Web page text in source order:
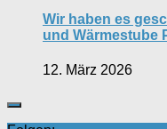
Wir haben es
und Wärmestube
12. März 2026